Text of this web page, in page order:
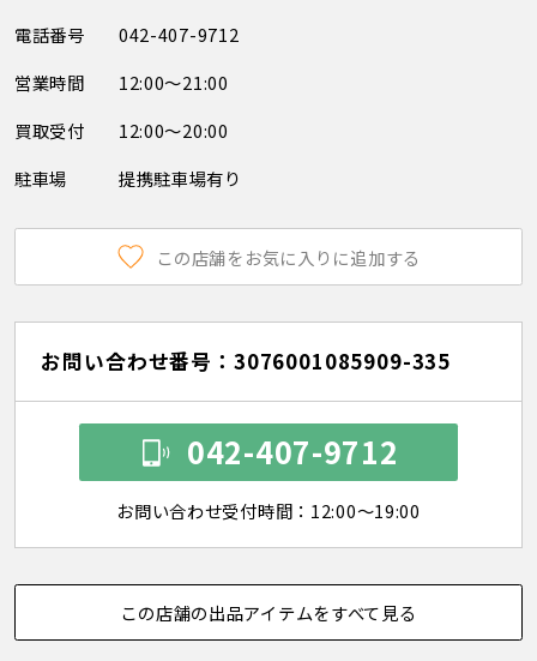
電話番号
042-407-9712
営業時間
12:00～21:00
買取受付
12:00～20:00
駐車場
提携駐車場有り
この店舗をお気に入りに追加する
お問い合わせ番号：3076001085909-335
042-407-9712
お問い合わせ受付時間：12:00～19:00
この店舗の出品アイテムをすべて見る